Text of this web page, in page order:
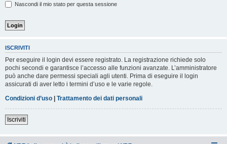
Nascondi il mio stato per questa sessione
ISCRIVITI
Per eseguire il login devi essere registrato. La registrazione richiede solo
pochi secondi e garantisce l’accesso alle funzioni avanzate. L’amministratore
può anche dare permessi speciali agli utenti. Prima di eseguire il login
assicurati di aver letto i termini d’uso e le varie regole.
Condizioni d’uso | Trattamento dei dati personali
Iscriviti